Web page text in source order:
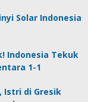
Solar Indonesia
Indonesia Tekuk
1-1
Istri di Gresik